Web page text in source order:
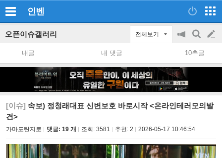
인벤
오픈이슈갤러리 전체보기
공
지
on/off
검
색
글
쓰
내글 내 댓글 10추글
[이슈] 속보) 정청래대표 신변보호 바로시작 <온라인테러모의발
견>
가마도탄지로 댓글: 19 개 조회: 3581 추천: 2 2026-05-17 10:46:54